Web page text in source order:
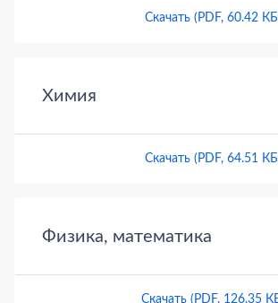
Скачать (PDF, 60.42
Химия
Скачать (PDF, 64.51
Физика, математика
Скачать (PDF, 126.35